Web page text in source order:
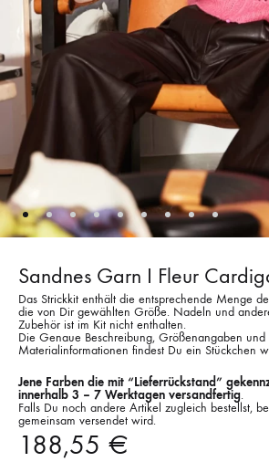
Sandnes Garn I Fleur
Das Strickkit enthält die entsprechende Menge
die von Dir gewählten Größe. Nadeln und
Zubehör ist im Kit nicht enthalten.
Die Genaue Beschreibung, Größenangaben
Materialinformationen findest Du ein Stückchen
Jene Farben die mit “Lieferrückstand”
innerhalb 3 – 7 Werktagen versandfertig.
Falls Du noch andere Artikel zugleich bestellst,
gemeinsam versendet wird.
188,55 €